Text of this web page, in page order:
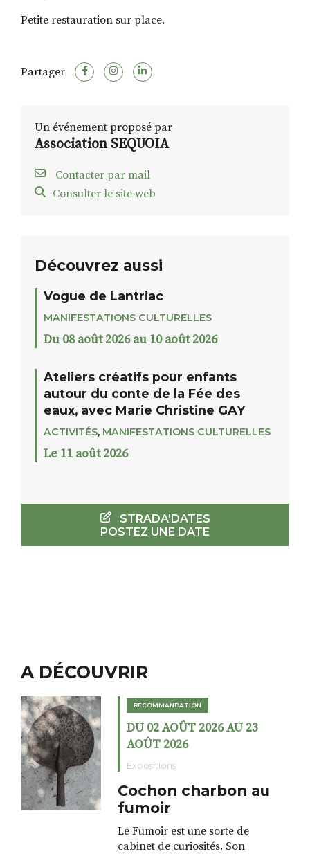
Petite restauration sur place.
Partager
Un événement proposé par
Association SEQUOIA
Contacter par mail
Consulter le site web
Découvrez aussi
Vogue de Lantriac
MANIFESTATIONS CULTURELLES
Du 08 août 2026 au 10 août 2026
Ateliers créatifs pour enfants
autour du conte de la Fée des
eaux, avec Marie Christine GAY
ACTIVITÉS, MANIFESTATIONS CULTURELLES
Le 11 août 2026
STRADA'DATES
POSTEZ UNE DATE
A DÉCOUVRIR
RECOMMANDATION
DU 02 AOÛT 2026 AU 23
AOÛT 2026
Expositions
Cochon charbon au
fumoir
Le Fumoir est une sorte de
cabinet de curiosités. Son